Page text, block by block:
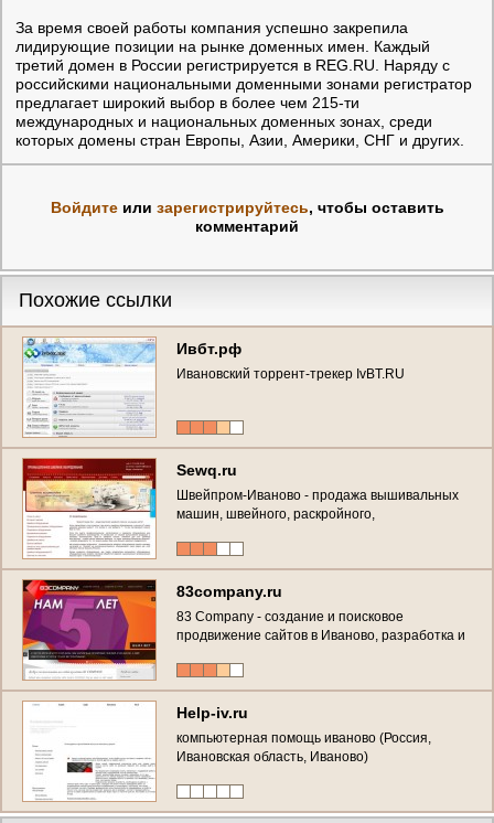
За время своей работы компания успешно закрепила
лидирующие позиции на рынке доменных имен. Каждый
третий домен в России регистрируется в REG.RU. Наряду с
российскими национальными доменными зонами регистратор
предлагает широкий выбор в более чем 215-ти
международных и национальных доменных зонах, среди
которых домены стран Европы, Азии, Америки, СНГ и других.
Войдитеили зарегистрируйтесь, чтобы оставить
комментарий
Похожие ссылки
Ивбт.рф
Ивановский торрент-трекер IvBT.RU
Sewq.ru
Швейпром-Иваново - продажа вышивальных
машин, швейного, раскройного,
машины. (Россия, Ивановская область,
Иваново)
83company.ru
83 Company - создание и поисковое
продвижение сайтов в Иваново, разработка и
Help-iv.ru
компьютерная помощь иваново (Россия,
Ивановская область, Иваново)